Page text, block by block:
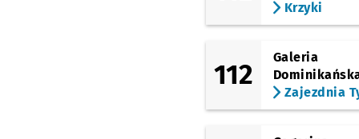
Partynice (Tor
Wyścigów Konnych)
(Karkonoska)
Przyjaźni NŻ Przystanek
(Karkonoska)
Krzyki
112
Galeria
Zajezdnia